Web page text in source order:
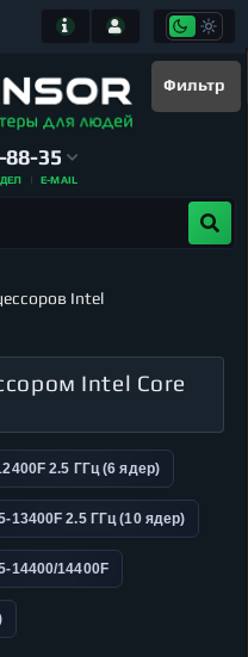
Фильтр
88-35
E-MAIL
Intel
Intel Core
2.5 ГГц (6 ядер)
13400F 2.5 ГГц (10 ядер)
14400/14400F